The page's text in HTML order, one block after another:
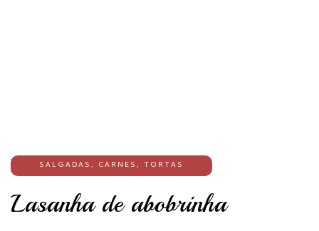
SALGADAS, CARNES, TORTAS
Lasanha de abobrinha